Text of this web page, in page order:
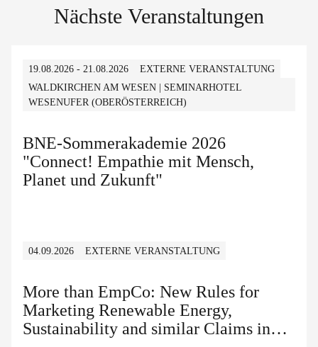
Nächste Veranstaltungen
19.08.2026 - 21.08.2026
EXTERNE VERANSTALTUNG
WALDKIRCHEN AM WESEN | SEMINARHOTEL
WESENUFER (OBERÖSTERREICH)
BNE-Sommerakademie 2026
"Connect! Empathie mit Mensch,
Planet und Zukunft"
04.09.2026 EXTERNE VERANSTALTUNG
More than EmpCo: New Rules for
Marketing Renewable Energy,
Sustainability and similar Claims in